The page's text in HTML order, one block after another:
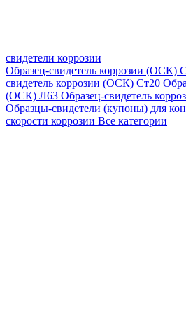
свидетели коррозии
Образец-свидетель коррозии (ОСК)
свидетель коррозии (ОСК) Ст20
(ОСК) Л63 Образец-свидетель
Образцы-свидетели (купоны) для
скорости коррозии Все категории